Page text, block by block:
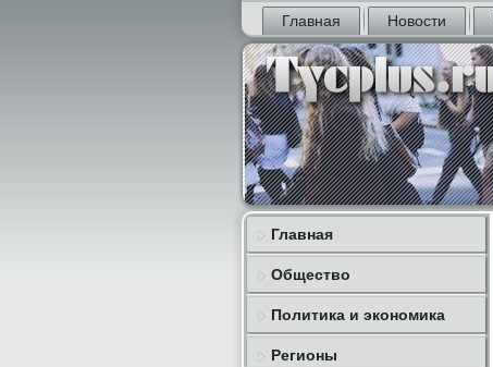
Главная Новости
Главная
Общество
Политика и экономика
Регионы